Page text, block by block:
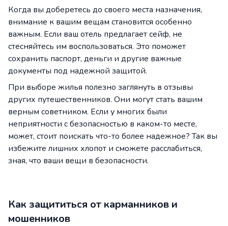
Когда вы доберетесь до своего места назначения,
внимание к вашим вещам становится особенно
важным. Если ваш отель предлагает сейф, не
стесняйтесь им воспользоваться. Это поможет
сохранить паспорт, деньги и другие важные
документы под надежной защитой.
При выборе жилья полезно заглянуть в отзывы
других путешественников. Они могут стать вашим
верным советником. Если у многих были
неприятности с безопасностью в каком-то месте,
может, стоит поискать что-то более надежное? Так вы
избежите лишних хлопот и сможете расслабиться,
зная, что ваши вещи в безопасности.
Как защититься от карманников и
мошенников